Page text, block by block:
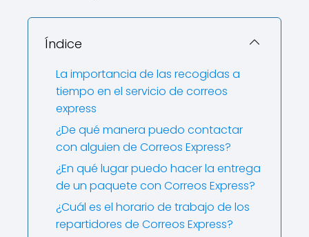
Índice
La importancia de las recogidas a
tiempo en el servicio de correos
express
¿De qué manera puedo contactar
con alguien de Correos Express?
¿En qué lugar puedo hacer la entrega
de un paquete con Correos Express?
¿Cuál es el horario de trabajo de los
repartidores de Correos Express?